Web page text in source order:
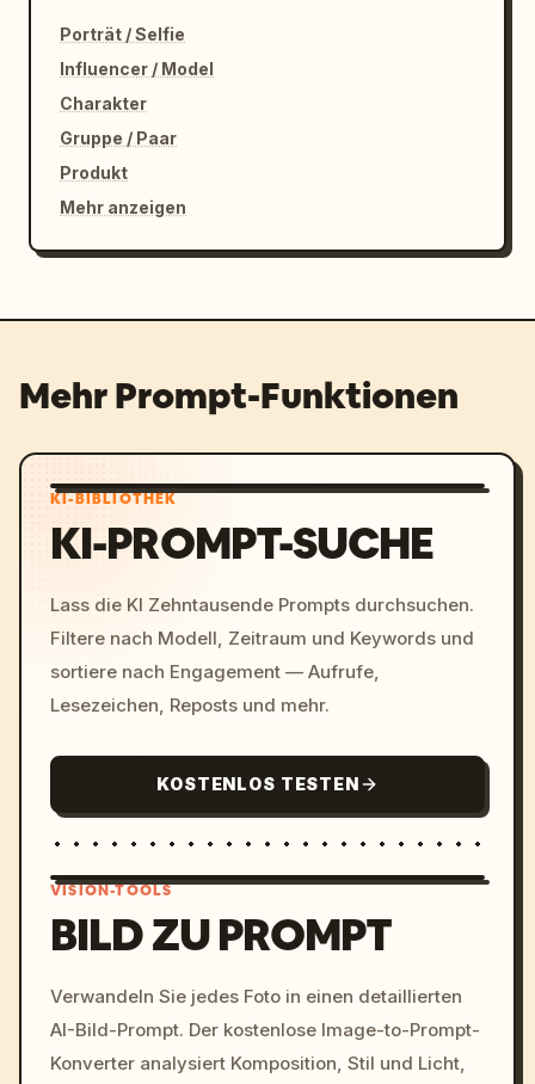
Porträt / Selfie
Influencer / Model
Charakter
Gruppe / Paar
Produkt
Mehr anzeigen
Mehr Prompt-Funktionen
KI-BIBLIOTHEK
KI-PROMPT-SUCHE
Lass die KI Zehntausende Prompts durchsuchen.
Filtere nach Modell, Zeitraum und Keywords und
sortiere nach Engagement — Aufrufe,
Lesezeichen, Reposts und mehr.
KOSTENLOS TESTEN
c, cyberpunk sunset, neon
colors, 8k --v 6.0
VISION-TOOLS
BILD ZU PROMPT
Verwandeln Sie jedes Foto in einen detaillierten
AI-Bild-Prompt. Der kostenlose Image-to-Prompt-
Konverter analysiert Komposition, Stil und Licht,